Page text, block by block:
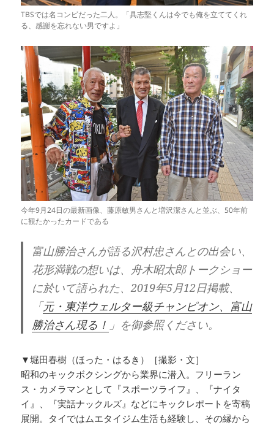
TBSでは名コンビだった二人。「具志堅くんは今でも俺を立ててくれ
る、感謝を忘れない男ですよ」
今年9月24日の最新画像、藤原敏男さんと増沢潔さんと並ぶ、50年前
に観たかったカードである
富山勝治さんが語る沢村忠さんとの出会い、
花形満戦の想いは、舟木昭太郎トークショー
に於いて語られた、2019年5月12日掲載、
「元・東洋ウェルター級チャンピオン、富山
勝治さん現る！ 」を御参照ください。
▼堀田春樹（ほった・はるき）［撮影・文］
昭和のキックボクシングから業界に潜入。フリーラン
ス・カメラマンとして『スポーツライフ』、『ナイタ
イ』、『実話ナックルズ』などにキックレポートを寄稿
展開。タイではムエタイジム生活も経験し、その縁から